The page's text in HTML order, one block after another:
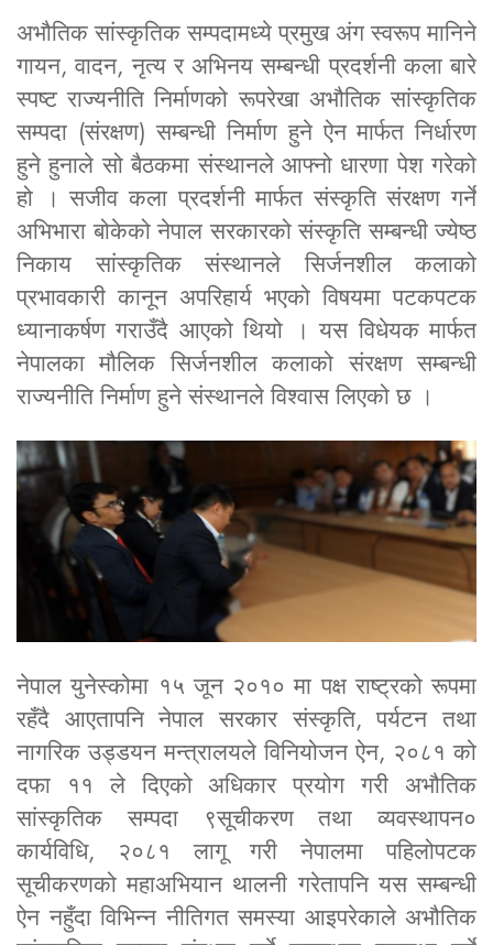
अभौतिक सांस्कृतिक सम्पदामध्ये प्रमुख अंग स्वरूप मानिने
गायन, वादन, नृत्य र अभिनय सम्बन्धी प्रदर्शनी कला बारे
स्पष्ट राज्यनीति निर्माणको रूपरेखा अभौतिक सांस्कृतिक
सम्पदा (संरक्षण) सम्बन्धी निर्माण हुने ऐन मार्फत निर्धारण
हुने हुनाले सो बैठकमा संस्थानले आफ्नो धारणा पेश गरेको
हो । सजीव कला प्रदर्शनी मार्फत संस्कृति संरक्षण गर्ने
अभिभारा बोकेको नेपाल सरकारको संस्कृति सम्बन्धी ज्येष्ठ
निकाय सांस्कृतिक संस्थानले सिर्जनशील कलाको
प्रभावकारी कानून अपरिहार्य भएको विषयमा पटकपटक
ध्यानाकर्षण गराउँदै आएको थियो । यस विधेयक मार्फत
नेपालका मौलिक सिर्जनशील कलाको संरक्षण सम्बन्धी
राज्यनीति निर्माण हुने संस्थानले विश्वास लिएको छ ।
नेपाल युनेस्कोमा १५ जून २०१० मा पक्ष राष्ट्रको रूपमा
रहँदै आएतापनि नेपाल सरकार संस्कृति, पर्यटन तथा
नागरिक उड्डयन मन्त्रालयले विनियोजन ऐन, २०८१ को
दफा ११ ले दिएको अधिकार प्रयोग गरी अभौतिक
सांस्कृतिक सम्पदा ९सूचीकरण तथा व्यवस्थापन०
कार्यविधि, २०८१ लागू गरी नेपालमा पहिलोपटक
सूचीकरणको महाअभियान थालनी गरेतापनि यस सम्बन्धी
ऐन नहुँदा विभिन्न नीतिगत समस्या आइपरेकाले अभौतिक